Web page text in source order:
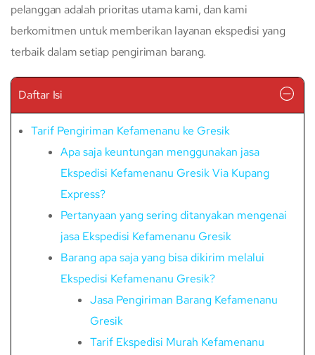
pelanggan adalah prioritas utama kami, dan kami
berkomitmen untuk memberikan layanan ekspedisi yang
terbaik dalam setiap pengiriman barang.
Daftar Isi
Tarif Pengiriman Kefamenanu ke Gresik
Apa saja keuntungan menggunakan jasa
Ekspedisi Kefamenanu Gresik Via Kupang
Express?
Pertanyaan yang sering ditanyakan mengenai
jasa Ekspedisi Kefamenanu Gresik
Barang apa saja yang bisa dikirim melalui
Ekspedisi Kefamenanu Gresik?
Jasa Pengiriman Barang Kefamenanu
Gresik
Tarif Ekspedisi Murah Kefamenanu